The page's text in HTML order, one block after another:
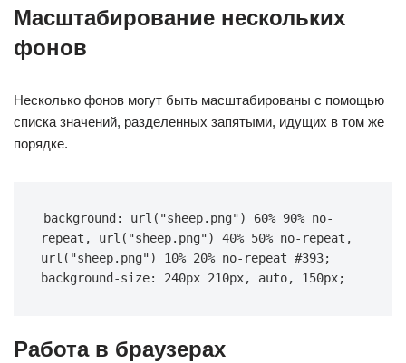
Масштабирование нескольких
фонов
Несколько фонов могут быть масштабированы с помощью
списка значений, разделенных запятыми, идущих в том же
порядке.
background: url("sheep.png") 60% 90% no-
repeat, url("sheep.png") 40% 50% no-repeat,
url("sheep.png") 10% 20% no-repeat #393;
background-size: 240px 210px, auto, 150px;
Работа в браузерах